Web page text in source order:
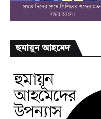
হুমায়ূন আহমেদ